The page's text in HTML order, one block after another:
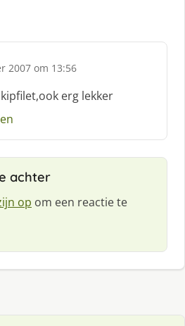
2007 om 13:56
erg lekker
achter
op om een reactie te